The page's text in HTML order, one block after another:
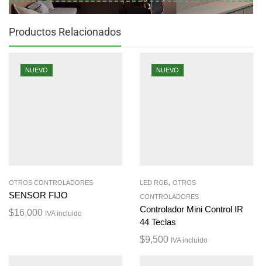
Productos Relacionados
NUEVO
OTROS CONTROLADORES
SENSOR FIJO
$16,000 IVA incluido
NUEVO
LED RGB, OTROS
CONTROLADORES
Controlador Mini Control IR
44 Teclas
$9,500 IVA incluido